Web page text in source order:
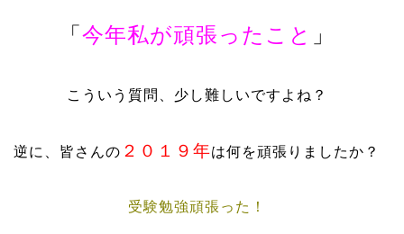
「 今年私が頑張ったこと 」
こういう質問、少し難しいですよね？
逆に、皆さんの ２０１９年は何を頑張りましたか？
受験勉強頑張った！